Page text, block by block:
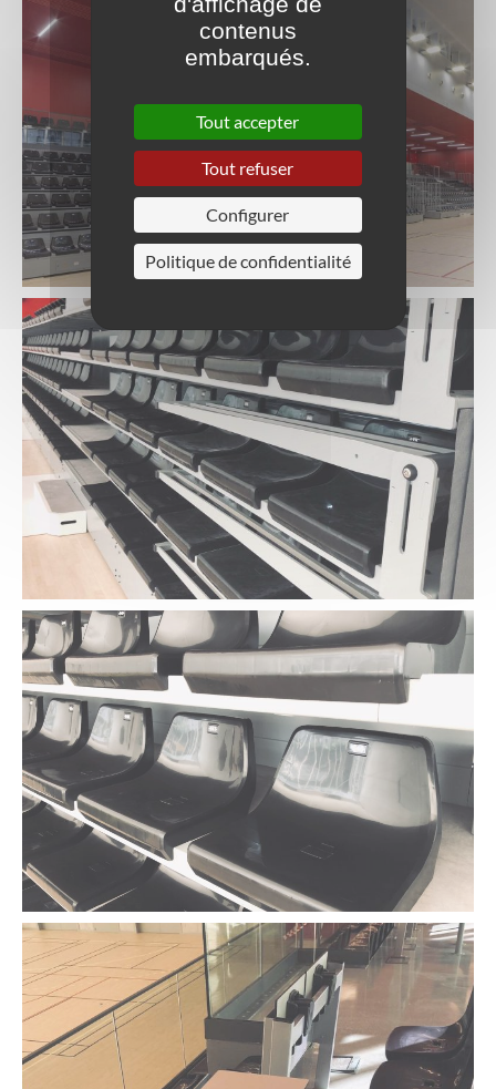
contenus
embarqués.
Tout accepter
Tout refuser
Configurer
Politique de confidentialité